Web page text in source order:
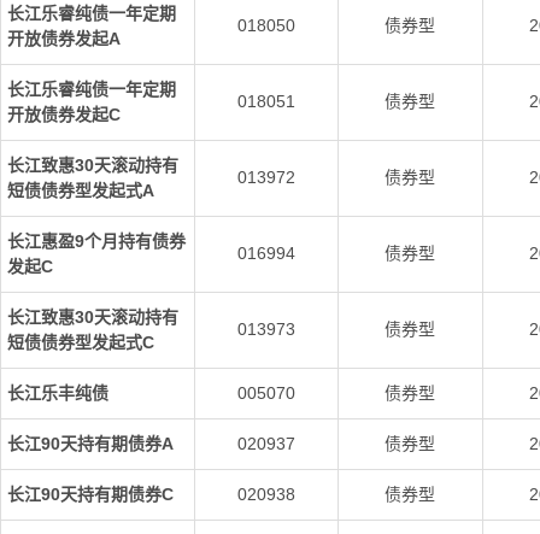
长江乐睿纯债一年定期
开放债券发起A
018050 债券型
长江乐睿纯债一年定期
开放债券发起C
018051 债券型
长江致惠30天滚动持有
短债债券型发起式A
013972 债券型
长江惠盈9个月持有债券
发起C
016994 债券型
长江致惠30天滚动持有
短债债券型发起式C
013973 债券型
长江乐丰纯债 005070 债券型
长江90天持有期债券A 020937 债券型
长江90天持有期债券C 020938 债券型